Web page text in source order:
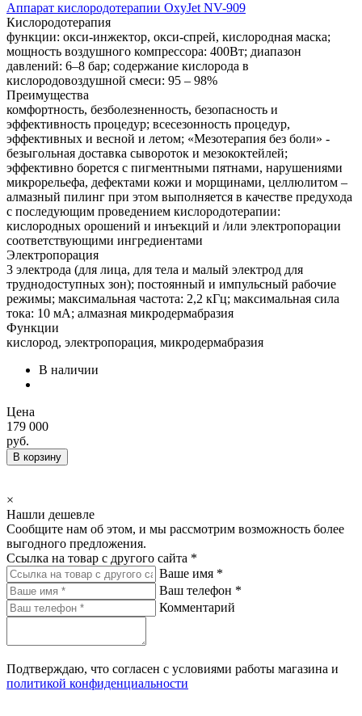
Аппарат кислородотерапии OxyJet NV-909
Кислородотерапия
функции: окси-инжектор, окси-спрей, кислородная маска;
мощность воздушного компрессора: 400Вт; диапазон
давлений: 6–8 бар; содержание кислорода в
кислородовоздушной смеси: 95 – 98%
Преимущества
комфортность, безболезненность, безопасность и
эффективность процедур; всесезонность процедур,
эффективных и весной и летом; «Мезотерапия без боли» -
безыгольная доставка сывороток и мезококтейлей;
эффективно борется с пигментными пятнами, нарушениями
микрорельефа, дефектами кожи и морщинами, целлюлитом –
алмазный пилинг при этом выполняется в качестве предухода
с последующим проведением кислородотерапии:
кислородных орошений и инъекций и /или электропорации
соответствующими ингредиентами
Электропорация
3 электрода (для лица, для тела и малый электрод для
труднодоступных зон); постоянный и импульсный рабочие
режимы; максимальная частота: 2,2 кГц; максимальная сила
тока: 10 мА; алмазная микродермабразия
Функции
кислород, электропорация, микродермабразия
В наличии
Цена
179 000
руб.
В корзину
×
Нашли дешевле
Сообщите нам об этом, и мы рассмотрим возможность более
выгодного предложения.
Ссылка на товар с другого сайта *
Ваше имя *
Ваш телефон *
Комментарий
Подтверждаю, что согласен с условиями работы магазина и
политикой конфиденциальности